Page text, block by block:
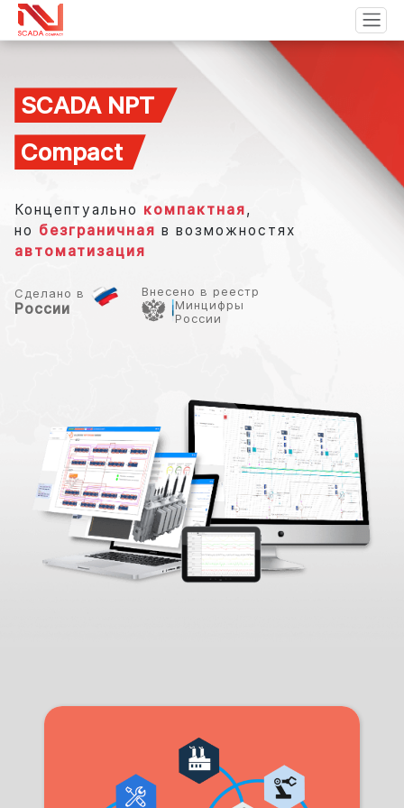
SCADA NPT
Compact
Концептуально компактная,
но безграничная в возможностях
автоматизация
Сделано в
России
Внесено в реестр
Минцифры
России